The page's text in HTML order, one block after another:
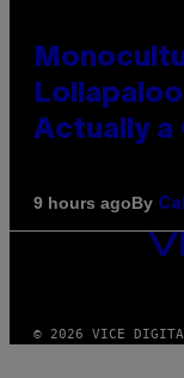
Actually a
9 hours agoBy
VICE
MEDIA
© 2026 VICE